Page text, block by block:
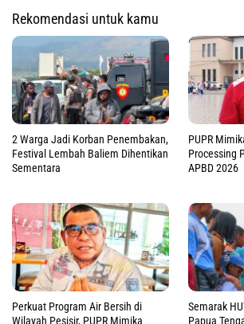
Rekomendasi untuk kamu
2 Warga Jadi Korban Penembakan,
Festival Lembah Baliem Dihentikan
Sementara
PUPR
Processing
APBD 2026
Perkuat Program Air Bersih di
Wilayah Pesisir, PUPR Mimika
Semarak
Papua